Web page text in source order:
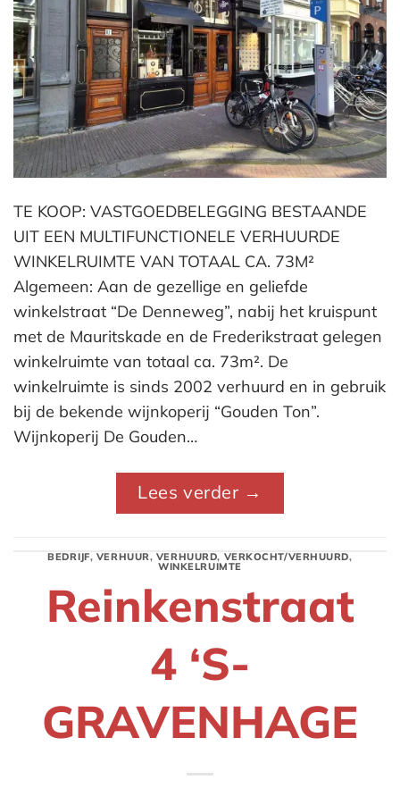
TE KOOP: VASTGOEDBELEGGING BESTAANDE
UIT EEN MULTIFUNCTIONELE VERHUURDE
WINKELRUIMTE VAN TOTAAL CA. 73M²
Algemeen: Aan de gezellige en geliefde
winkelstraat “De Denneweg”, nabij het kruispunt
met de Mauritskade en de Frederikstraat gelegen
winkelruimte van totaal ca. 73m². De
winkelruimte is sinds 2002 verhuurd en in gebruik
bij de bekende wijnkoperij “Gouden Ton”.
Wijnkoperij De Gouden…
Lees verder →
BEDRIJF, VERHUUR, VERHUURD, VERKOCHT/VERHUURD,
WINKELRUIMTE
Reinkenstraat
4 ‘S-
GRAVENHAGE